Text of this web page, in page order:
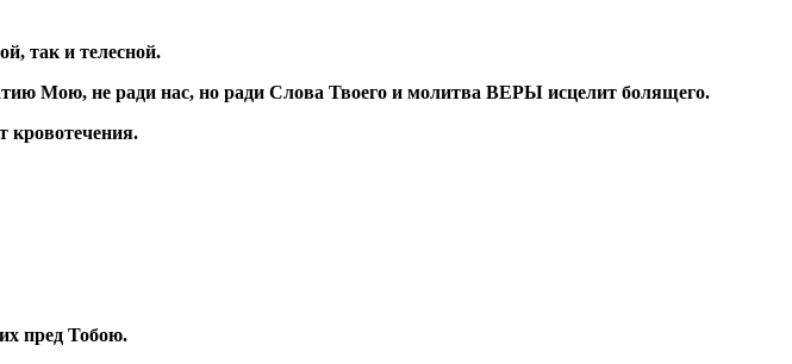
так и телесной.
Мою, не ради нас, но ради Слова Твоего и молитва ВЕРЫ исцелит болящего.
кровотечения.
пред Тобою.